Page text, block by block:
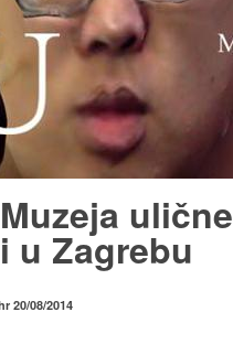
ulične
u Zagrebu
20/08/2014